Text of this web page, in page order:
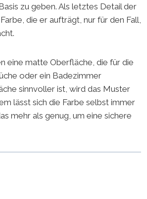
zu geben. Als letztes Detail der
die er aufträgt, nur für den Fall,
eine matte Oberfläche, die für die
oder ein Badezimmer
sinnvoller ist, wird das Muster
lässt sich die Farbe selbst immer
mehr als genug, um eine sichere